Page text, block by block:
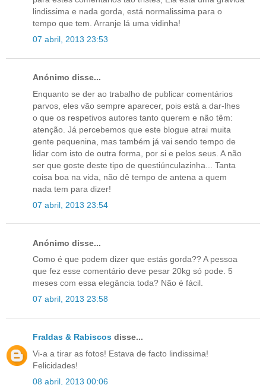
lindissima e nada gorda, está normalissima para o
tempo que tem. Arranje lá uma vidinha!
07 abril, 2013 23:53
Anónimo disse...
Enquanto se der ao trabalho de publicar comentários
parvos, eles vão sempre aparecer, pois está a dar-lhes
o que os respetivos autores tanto querem e não têm:
atenção. Já percebemos que este blogue atrai muita
gente pequenina, mas também já vai sendo tempo de
lidar com isto de outra forma, por si e pelos seus. A não
ser que goste deste tipo de questiúnculazinha... Tanta
coisa boa na vida, não dê tempo de antena a quem
nada tem para dizer!
07 abril, 2013 23:54
Anónimo disse...
Como é que podem dizer que estás gorda?? A pessoa
que fez esse comentário deve pesar 20kg só pode. 5
meses com essa elegância toda? Não é fácil.
07 abril, 2013 23:58
Fraldas & Rabiscos disse...
Vi-a a tirar as fotos! Estava de facto lindissima!
Felicidades!
08 abril, 2013 00:06